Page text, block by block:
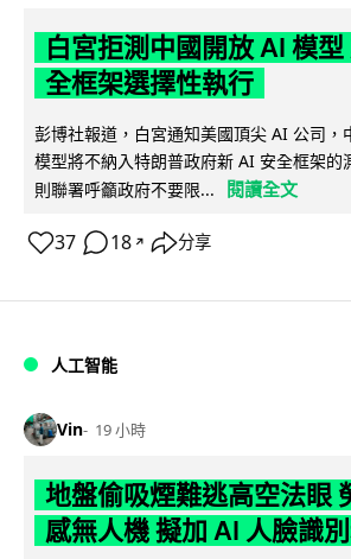
白宮拒測中國開放 AI 模
全框架選擇性執行
彭博社報道，白宮通知美國頂尖 AI 公司，
模型將不納入特朗普政府新 AI 安全框架的
則聯署呼籲政府不要限...
閱讀全文
37 18 ↗ 分享
人工智能
Vin 19 小時
地盤偷吸煙難逃高空法眼
感無人機 擬加 AI 人臉識